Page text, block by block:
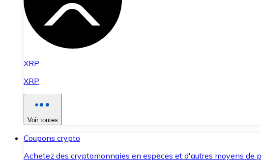
XRP
XRP
Voir toutes
Coupons crypto
Achetez des cryptomonnaies en espèces et d'autres moyens de